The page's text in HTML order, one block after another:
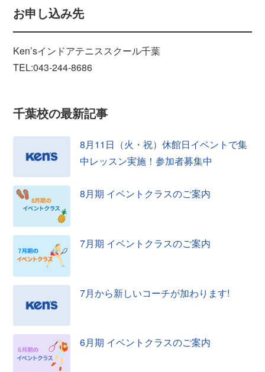
お申し込み先
Ken’sインドアテニススクール千葉
TEL:043-244-8686
千葉校の最新記事
8月11日（火・祝）休館日イベントで集
中レッスン実施！参加者募集中
8月期 イベントクラスのご案内
7月期 イベントクラスのご案内
7月から新しいコーチが加わります!
6月期 イベントクラスのご案内